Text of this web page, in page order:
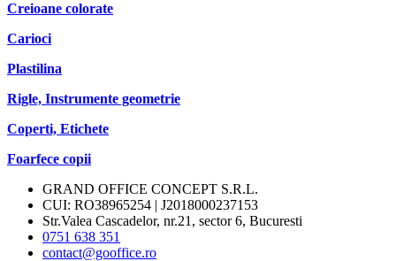
Creioane colorate
Carioci
Plastilina
Rigle, Instrumente geometrie
Coperti, Etichete
Foarfece copii
GRAND OFFICE CONCEPT S.R.L.
CUI: RO38965254 | J2018000237153
Str.Valea Cascadelor, nr.21, sector 6, Bucuresti
0751 638 351
contact@gooffice.ro